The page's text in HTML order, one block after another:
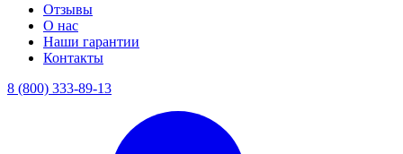
Отзывы
О нас
Наши гарантии
Контакты
8 (800) 333-89-13